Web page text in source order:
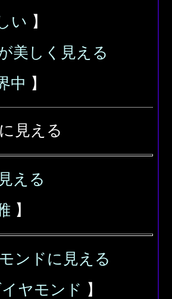
い 】
美しく見える
中 】
見える
える
】
ンドに見える
ヤモンド 】